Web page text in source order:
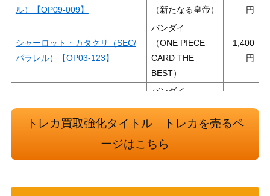
ル）【OP09-009】
（新たなる皇帝）
シャーロット・カタクリ（SEC/
パラレル）【OP03-123】
バンダイ
（ONE PIECE
CARD THE
BEST）
1,400
バンダイ
（500年後の未
来）
ポートガス・D・エース（L/パラ
バンダイ
カポネ・ベッジ（R/パラレル）
（ONE PIECE
トレカ買取強化タイトル トレカを売るペ
ージはこちら